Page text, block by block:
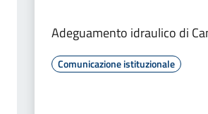
Adeguamento idraulico di
Comunicazione istituzionale